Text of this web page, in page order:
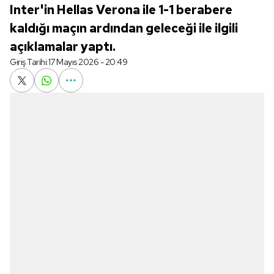
Inter'in Hellas Verona ile 1-1 berabere
kaldığı maçın ardından geleceği ile ilgili
açıklamalar yaptı.
Giriş Tarihi:17 Mayıs 2026 - 20:49